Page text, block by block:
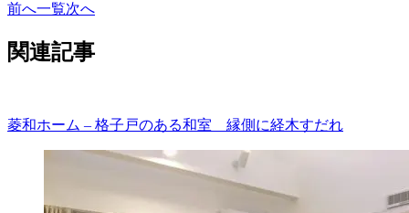
前へ一覧次へ
関連記事
菱和ホーム – 格子戸のある和室 縁側に経木すだれ